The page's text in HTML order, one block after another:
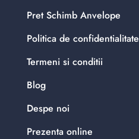
Pret Schimb Anvelope
Politica de confidentialitate
Termeni si conditii
Blog
Despe noi
Prezenta online